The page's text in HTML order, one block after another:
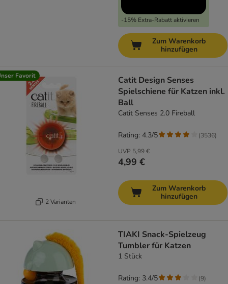
-15% Extra-Rabatt aktivieren
Zum Warenkorb
hinzufügen
Favorit
2 Varianten
Catit Design Senses
Spielschiene für Katzen inkl.
Ball
Catit Senses 2.0 Fireball
UVP 5,99 €
4,99 €
Rating: 4.3/5 (3536)
Zum Warenkorb
hinzufügen
TIAKI Snack-Spielzeug
Tumbler für Katzen
1 Stück
Rating: 3.4/5 (9)